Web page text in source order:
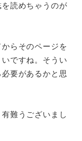
読めちゃうのが
らそのページを
ですね。そうい
要があるかと思
難うございまし